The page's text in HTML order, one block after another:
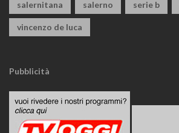
salernitana salerno serie b
vincenzo de luca
Pubblicità